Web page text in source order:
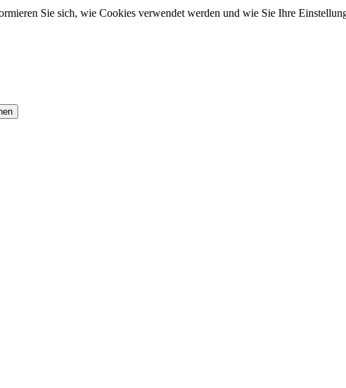
Sie sich, wie Cookies verwendet werden und wie Sie Ihre